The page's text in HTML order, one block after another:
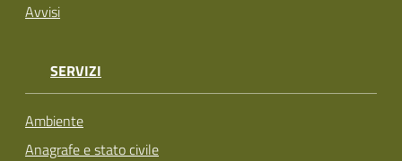
Avvisi
SERVIZI
Ambiente
Anagrafe e stato civile